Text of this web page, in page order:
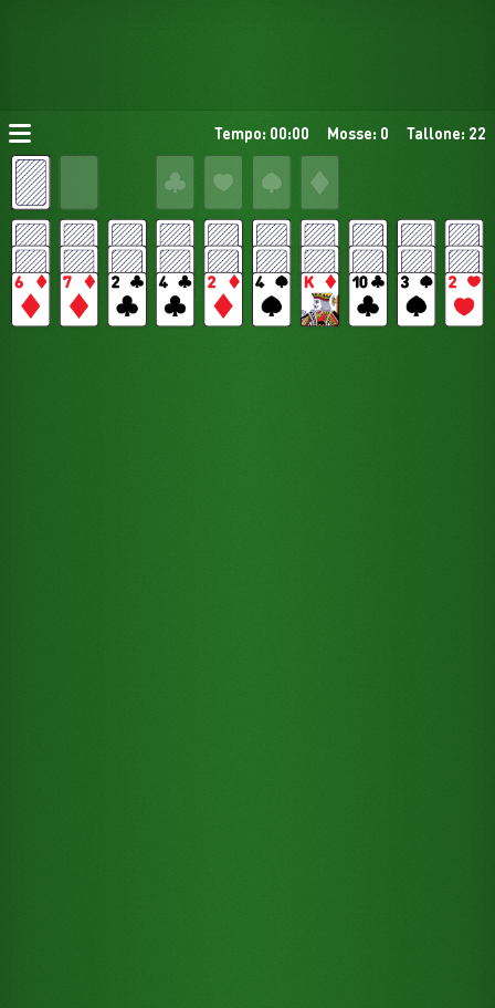
Tempo: 00:00 Mosse: 0 Tallone: 22